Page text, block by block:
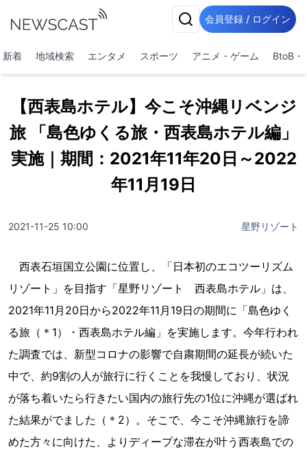
会員登録 / ログイン
新着 地域検索 エンタメ スポーツ アニメ・ゲーム BtoB・
【西表島ホテル】今こそ沖縄リベンジ
旅 「島色ゆくる旅・西表島ホテル編」
実施｜期間：2021年11年20日～2022
年11月19日
2021-11-25 10:00 星野リゾート
西表石垣国立公園に位置し、「日本初のエコツーリズム
リゾート」を目指す「星野リゾート 西表島ホテル」は、
2021年11月20日から2022年11月19日の期間に「島色ゆく
る旅（＊1）・西表島ホテル編」を実施します。今年行われ
た調査では、新型コロナの影響で自粛期間の延長が続いた
中で、約9割の人が旅行に行くことを我慢しており、状況
が落ち着いたら行きたい国内の旅行先の1位に沖縄が選ばれ
た結果がでました（＊2）。そこで、今こそ沖縄旅行を諦
めた方々に向けた、よりディープな滞在が叶う西表島での